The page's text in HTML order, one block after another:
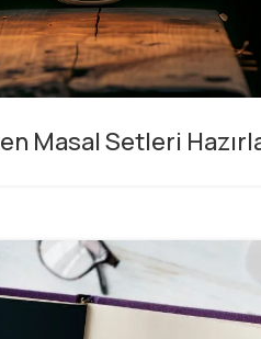
Masal Setleri